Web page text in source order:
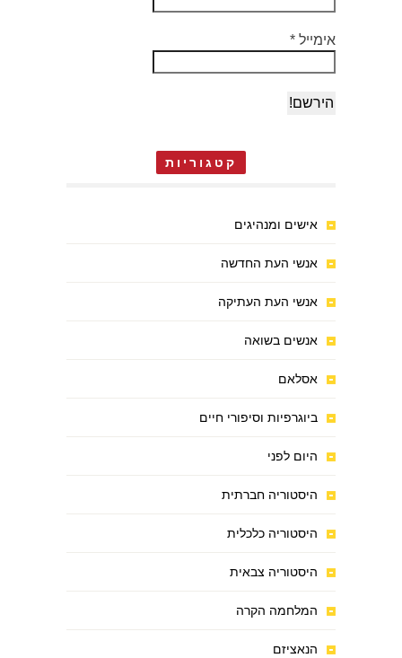
אימייל *
קטגוריות
אישים ומנהיגים
אנשי העת החדשה
אנשי העת העתיקה
אנשים בשואה
אסלאם
ביוגרפיות וסיפורי חיים
היום לפני
היסטוריה חברתית
היסטוריה כלכלית
היסטוריה צבאית
המלחמה הקרה
הנאציזם